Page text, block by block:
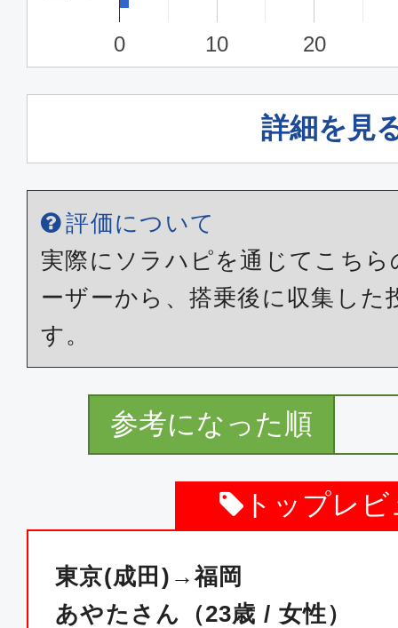
MM365
普通席
東京(成田)
16:15
MM367 18:30
0 10 20
詳細を見
評価について
実際にソラハピを通じてこち
ーザーから、搭乗後に収集した
す。
参考になった順
トップレビ
東京(成田)→福岡
あやたさん（23歳 / 女性）